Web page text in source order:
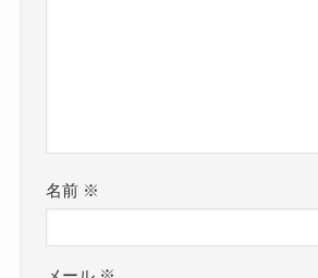
名前 ※